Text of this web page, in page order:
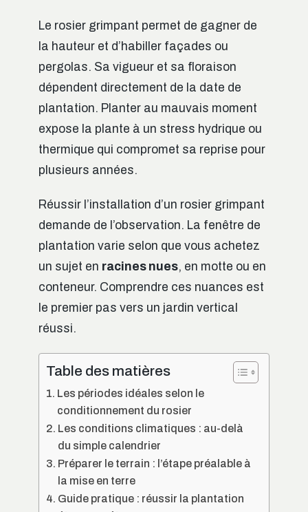
Le rosier grimpant permet de gagner de
la hauteur et d’habiller façades ou
pergolas. Sa vigueur et sa floraison
dépendent directement de la date de
plantation. Planter au mauvais moment
expose la plante à un stress hydrique ou
thermique qui compromet sa reprise pour
plusieurs années.
Réussir l’installation d’un rosier grimpant
demande de l’observation. La fenêtre de
plantation varie selon que vous achetez
un sujet en racines nues, en motte ou en
conteneur. Comprendre ces nuances est
le premier pas vers un jardin vertical
réussi.
Table des matières
Les périodes idéales selon le
conditionnement du rosier
Les conditions climatiques : au-delà
du simple calendrier
Préparer le terrain : l’étape préalable à
la mise en terre
Guide pratique : réussir la plantation